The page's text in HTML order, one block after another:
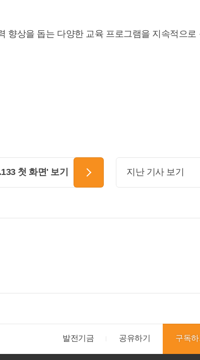
상을 돕는 다양한 교육 프로그램을 지속적으로
첫 화면' 보기 지난 기사 보기
발전기금 공유하기 구독하